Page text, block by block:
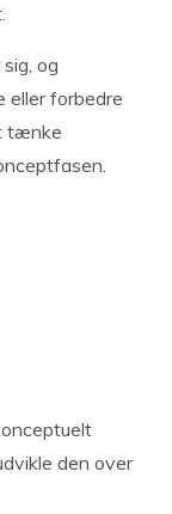
og
eller forbedre
tænke
den over